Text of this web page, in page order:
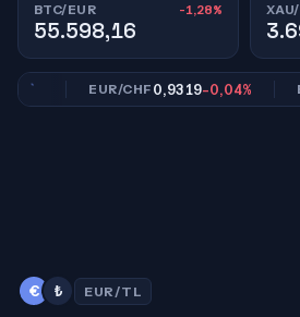
BTC/EUR -1,28%
55.598,16
EUR/CHF0,9319-0,04%
€ ₺ EUR/TL